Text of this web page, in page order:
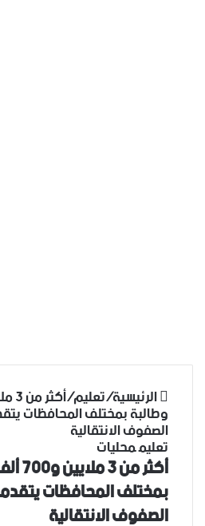
الرئيسية/تعليم/
وطالبة بمختلف المحافظات
الصفوف الانتقالية
تعليممحليات
بمختلف المحافظات
الصفوف الانتقالية